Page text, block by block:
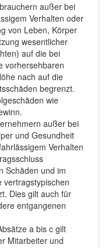
außer bei
Verhalten oder
von Leben, Körper
wesentlicher
auf die bei
vorhersehbaren
nach auf die
begrenzt.
wie
außer bei
und Gesundheit
Verhalten
Schäden und im
vertragstypischen
Dies gilt auch für
entgangenen
a bis c gilt
Mitarbeiter und